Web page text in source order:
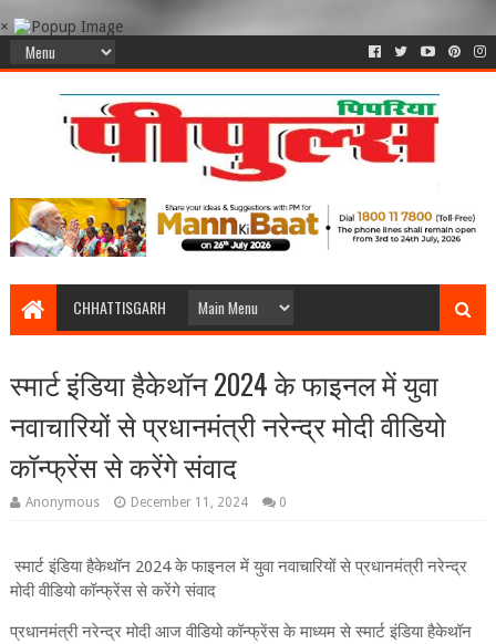
×
CHHATTISGARH
स्मार्ट इंडिया हैकेथॉन 2024 के फाइनल में युवा
नवाचारियों से प्रधानमंत्री नरेन्‍द्र मोदी वीडियो
कॉन्फ्रेंस से करेंगे संवाद
Anonymous December 11, 2024 0
स्मार्ट इंडिया हैकेथॉन 2024 के फाइनल में युवा नवाचारियों से प्रधानमंत्री नरेन्‍द्र
मोदी वीडियो कॉन्फ्रेंस से करेंगे संवाद
प्रधानमंत्री नरेन्‍द्र मोदी आज वीडियो कॉन्‍फ्रेंस के माध्‍यम से स्‍मार्ट इंडिया हैकेथॉन